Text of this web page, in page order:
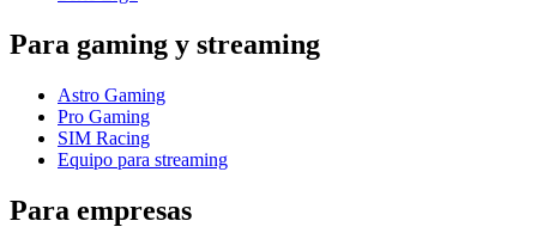
Para gaming y streaming
Astro Gaming
Pro Gaming
SIM Racing
Equipo para streaming
Para empresas